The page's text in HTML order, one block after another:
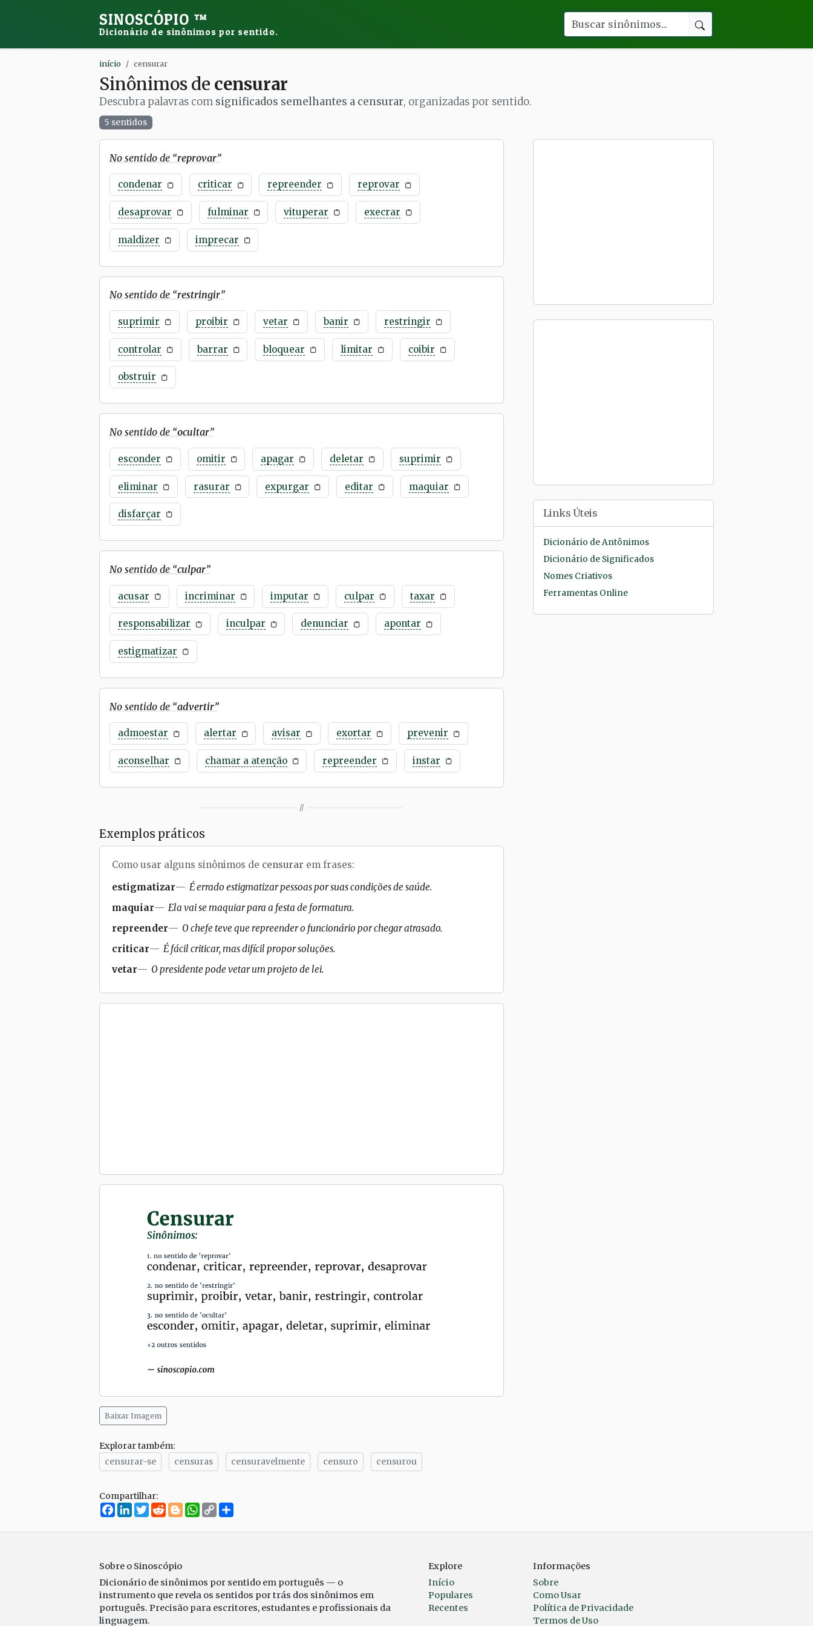
SINOSCÓPIO ™
Dicionário de sinônimos por sentido.
início censurar
Sinônimos de censurar
Descubra palavras com significados semelhantes a censurar, organizadas por sentido.
5 sentidos
No sentido de “reprovar”
condenar criticar repreender reprovar
desaprovar fulminar vituperar execrar
maldizer imprecar
No sentido de “restringir”
suprimir proibir vetar banir restringir
controlar barrar bloquear limitar coibir
obstruir
No sentido de “ocultar”
esconder omitir apagar deletar suprimir
eliminar rasurar expurgar editar maquiar
disfarçar
No sentido de “culpar”
acusar incriminar imputar culpar taxar
responsabilizar inculpar denunciar apontar
estigmatizar
No sentido de “advertir”
admoestar alertar avisar exortar prevenir
aconselhar chamar a atenção repreender instar
//
Exemplos práticos
Como usar alguns sinônimos de censurar em frases:
estigmatizar
É errado estigmatizar pessoas por suas condições de saúde.
maquiar
Ela vai se maquiar para a festa de formatura.
repreender
O chefe teve que repreender o funcionário por chegar atrasado.
criticar
É fácil criticar, mas difícil propor soluções.
vetar
O presidente pode vetar um projeto de lei.
Baixar Imagem
Explorar também:
censurar-se
censuras censuravelmente censuro censurou
Compartilhar:
Facebook
LinkedIn
Twitter
RedditBloggerWhatsApp
Copy
Link
Links Úteis
Dicionário de Antônimos
Dicionário de Significados
Nomes Criativos
Ferramentas Online
Sobre o Sinoscópio
Dicionário de sinônimos por sentido em português — o
instrumento que revela os sentidos por trás dos sinônimos em
português. Precisão para escritores, estudantes e profissionais da
linguagem.
Explore
Início
Populares
Recentes
Informações
Sobre
Como Usar
Política de Privacidade
Termos de Uso